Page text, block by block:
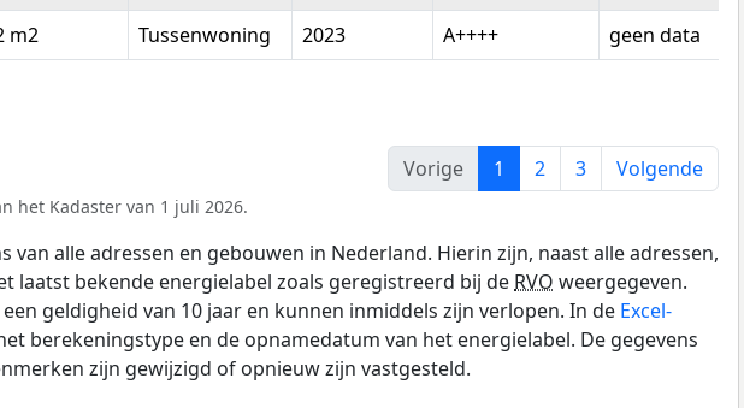
m2 Tussenwoning 2023 A++++ geen data
Vorige
1 2 3 Volgende
het Kadaster van 1 juli 2026.
alle adressen en gebouwen in Nederland. Hierin zijn, naast alle adressen,
laatst bekende energielabel zoals geregistreerd bij de RVO weergegeven.
geldigheid van 10 jaar en kunnen inmiddels zijn verlopen. In de Excel-
berekeningstype en de opnamedatum van het energielabel. De gegevens
zijn gewijzigd of opnieuw zijn vastgesteld.